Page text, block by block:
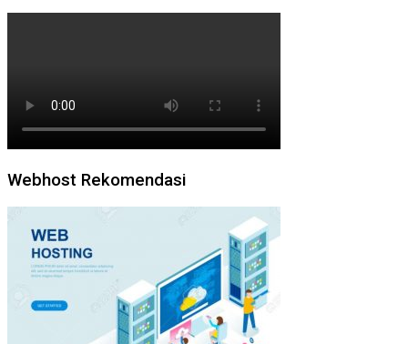
Webhost Rekomendasi